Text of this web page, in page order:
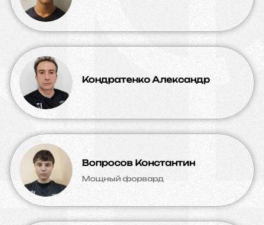
Кондратенко Александр
Вопросов Константин
Мощный форвард